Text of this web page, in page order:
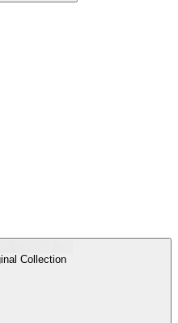
Collection